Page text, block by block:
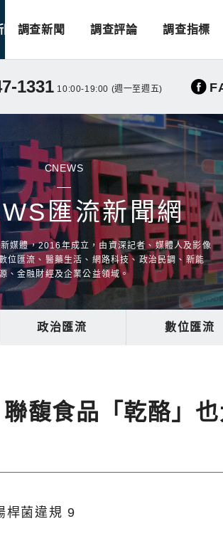
調查新聞 調查評論 調查指標
1331 10:00-19:00 (週一至週五)
CNEWS
匯流新聞網
媒體，2016年成立，由資深記者、媒體人及影像
位匯流、醫藥生活、網路科技、政治民調、新能
、金融財經及企業公益領域。
政治匯流 數位匯流
馥食品「乾酪」